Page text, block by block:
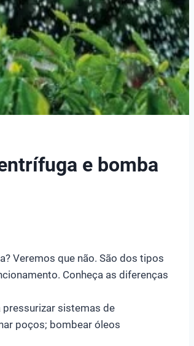
e bomba
Veremos que não. São dos tipos
Conheça as diferenças
sistemas de
poços; bombear óleos